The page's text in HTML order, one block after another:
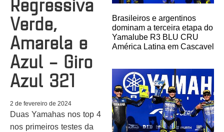
Verde,
Amarela e
Azul – Giro
Azul 321
2 de fevereiro de 2024
Duas Yamahas nos top 4
nos primeiros testes da
Brasileiros e argentinos
dominam a terceira etapa do
Yamalube R3 BLU CRU
América Latina em Cascavel